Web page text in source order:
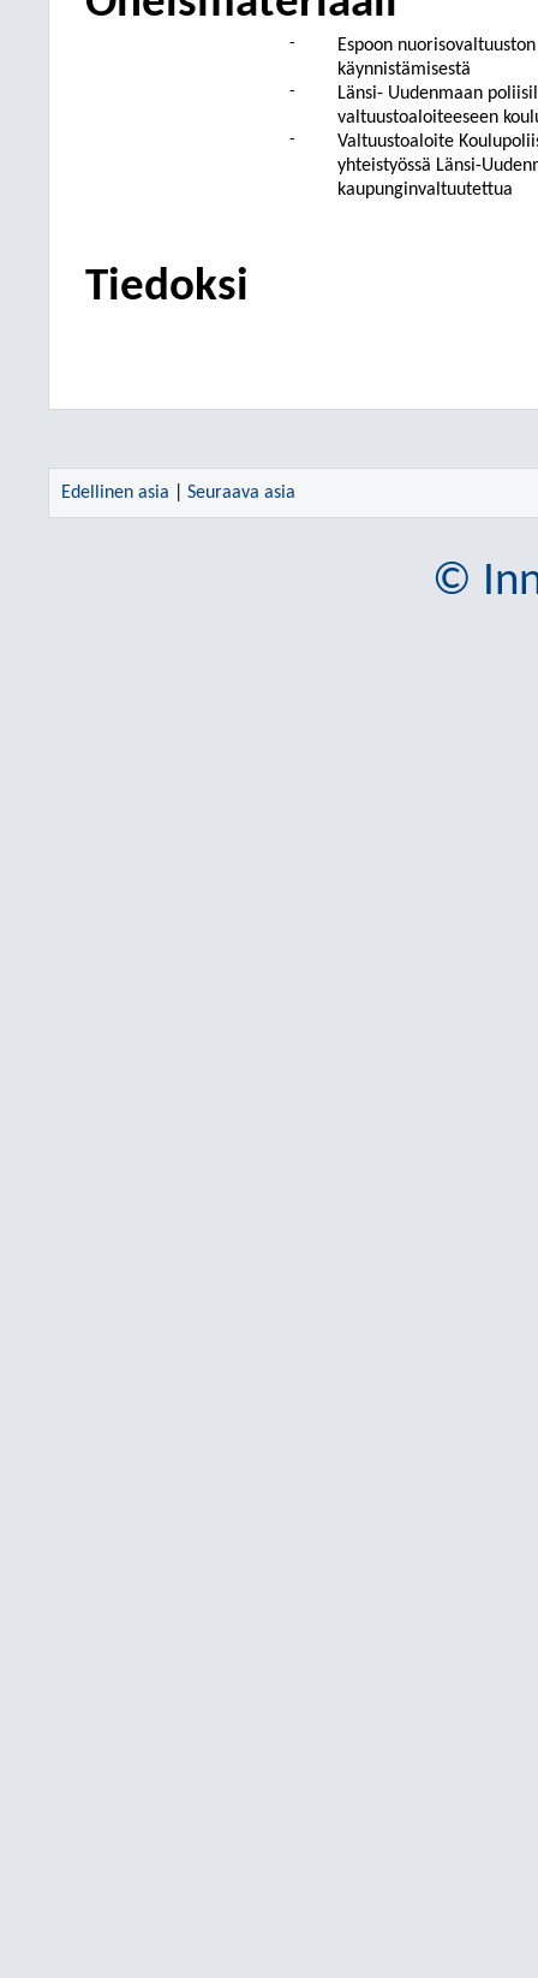
-
Espoon
käynnistämisestä
-
Länsi- Uudenmaan
valtuustoaloiteeseen
-
Valtuustoaloite
yhteistyössä Länsi-
kaupunginvaltuutettua
Tiedoksi
Edellinen asia Seuraava asia
©